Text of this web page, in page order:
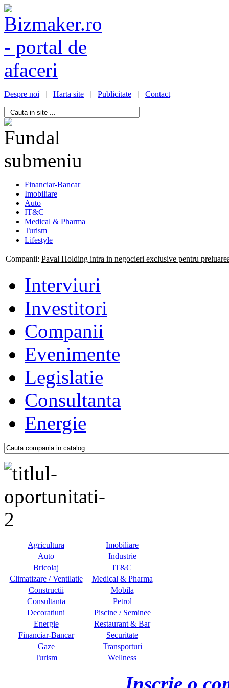
Despre noi | Harta site | Publicitate | Contact
Financiar-Bancar
Imobiliare
Auto
IT&C
Medical & Pharma
Turism
Lifestyle
Companii: Paval Holding intra in negocieri exclusive pentru
Interviuri
Investitori
Companii
Evenimente
Legislatie
Consultanta
Energie
Agricultura
Imobiliare
Auto
Industrie
Bricolaj
IT&C
Climatizare / Ventilatie
Medical & Pharma
Constructii
Mobila
Consultanta
Petrol
Decoratiuni
Piscine / Seminee
Energie
Restaurant & Bar
Financiar-Bancar
Securitate
Gaze
Transporturi
Turism
Wellness
oportunitati-